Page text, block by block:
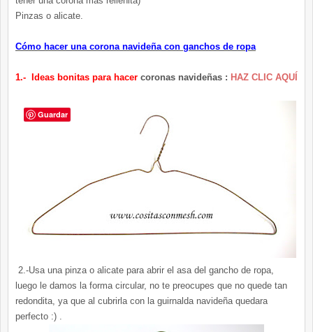
Pinzas o alicate.
Cómo hacer una corona navideña con ganchos de ropa
1.- Ideas bonitas para hacer coronas navideñas : HAZ CLIC AQUÍ
2.-Usa una pinza o alicate para abrir el asa del gancho de ropa,
luego le damos la forma circular, no te preocupes que no quede tan
redondita, ya que al cubrirla con la guirnalda navideña quedara
perfecto :) .
Guardar